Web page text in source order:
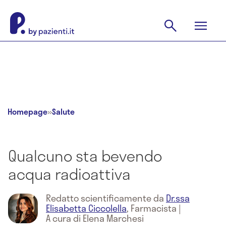
Homepage»Salute
Qualcuno sta bevendo
acqua radioattiva
Redatto scientificamente da Dr.ssa
Elisabetta Ciccolella, Farmacista |
A cura di Elena Marchesi